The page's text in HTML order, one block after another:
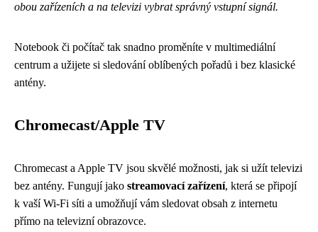
obou zařízeních a na televizi vybrat správný vstupní signál.
Notebook či počítač tak snadno proměníte v multimediální
centrum a užijete si sledování oblíbených pořadů i bez klasické
antény.
Chromecast/Apple TV
Chromecast a Apple TV jsou skvělé možnosti, jak si užít televizi
bez antény. Fungují jako streamovací zařízení, která se připojí
k vaší Wi-Fi síti a umožňují vám sledovat obsah z internetu
přímo na televizní obrazovce.